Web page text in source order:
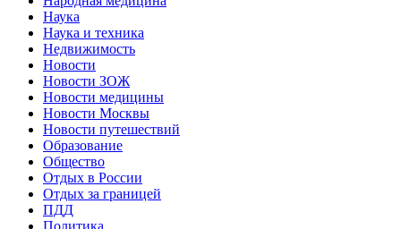
Наука
Наука и техника
Недвижимость
Новости
Новости ЗОЖ
Новости медицины
Новости Москвы
Новости путешествий
Образование
Общество
Отдых в России
Отдых за границей
ПДД